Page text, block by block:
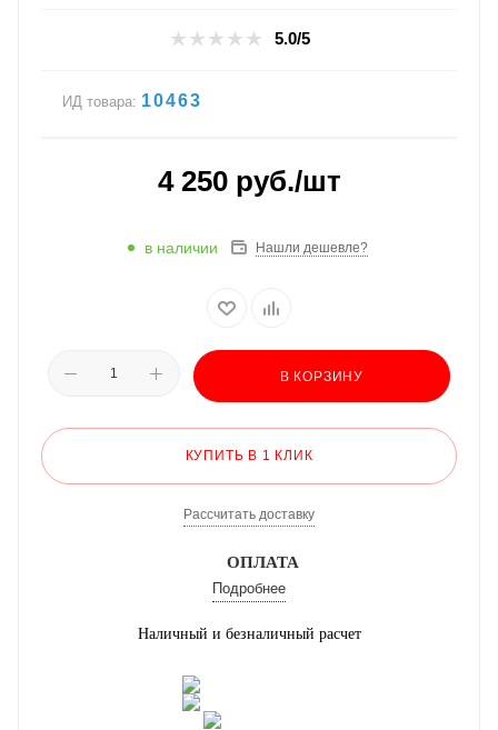
5.0/5
ИД товара: 10463
4 250руб./шт
в наличии Нашли дешевле?
В КОРЗИНУ
КУПИТЬ В 1 КЛИК
Рассчитать доставку
ОПЛАТА
Подробнее
Наличный и безналичный расчет